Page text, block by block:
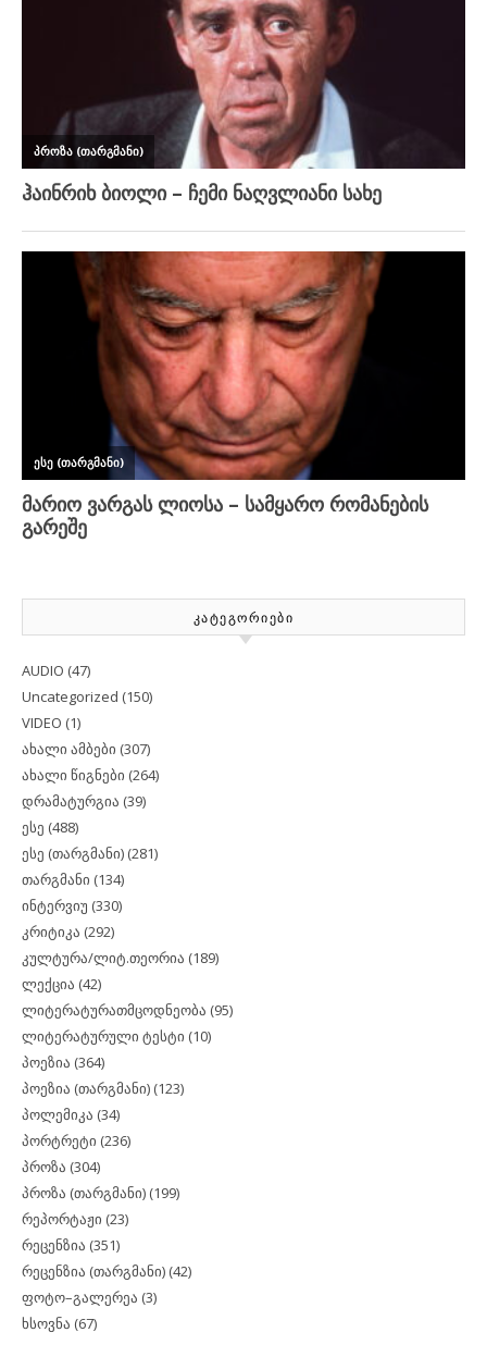
ᲙᲐᲢᲔᲒᲝᲠᲘᲔᲑᲘ
AUDIO (47)
Uncategorized (150)
VIDEO (1)
ახალი ამბები (307)
ახალი წიგნები (264)
დრამატურგია (39)
ესე (488)
ესე (თარგმანი) (281)
თარგმანი (134)
ინტერვიუ (330)
კრიტიკა (292)
კულტურა/ლიტ.თეორია (189)
ლექცია (42)
ლიტერატურათმცოდნეობა (95)
ლიტერატურული ტესტი (10)
პოეზია (364)
პოეზია (თარგმანი) (123)
პოლემიკა (34)
პორტრეტი (236)
პროზა (304)
პროზა (თარგმანი) (199)
რეპორტაჟი (23)
რეცენზია (351)
რეცენზია (თარგმანი) (42)
ფოტო–გალერეა (3)
ხსოვნა (67)